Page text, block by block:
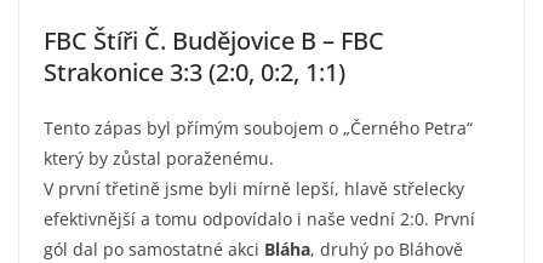
FBC Štíři Č. Budějovice B – FBC
Strakonice 3:3 (2:0, 0:2, 1:1)
Tento zápas byl přímým soubojem o „Černého Petra“
který by zůstal poraženému.
V první třetině jsme byli mírně lepší, hlavě střelecky
efektivnější a tomu odpovídalo i naše vední 2:0. První
gól dal po samostatné akci Bláha, druhý po Bláhově